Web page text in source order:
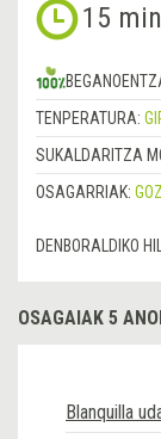
15 min
TENPERATURA:
SUKALDARITZA
OSAGARRIAK:
DENBORALDIKO
OSAGAIAK 5
Blanquilla